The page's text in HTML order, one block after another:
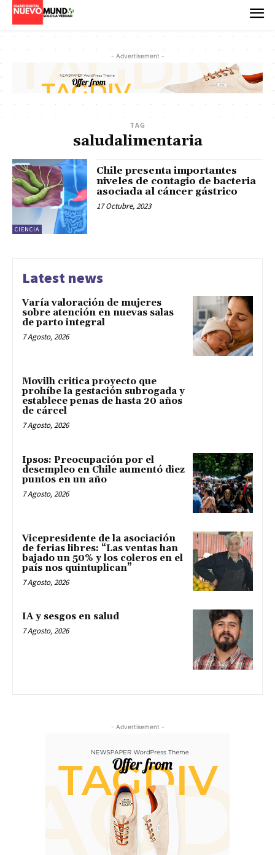
- Advertisement -
TAG
saludalimentaria
CIENCIA
Chile presenta importantes
niveles de contagio de bacteria
asociada al cáncer gástrico
17 Octubre, 2023
Latest news
Varía valoración de mujeres
sobre atención en nuevas salas
de parto integral
7 Agosto, 2026
Movilh critica proyecto que
prohíbe la gestación subrogada y
establece penas de hasta 20 años
de cárcel
7 Agosto, 2026
Ipsos: Preocupación por el
desempleo en Chile aumentó diez
puntos en un año
7 Agosto, 2026
Vicepresidente de la asociación
de ferias libres: “Las ventas han
bajado un 50% y los coleros en el
país nos quintuplican”
7 Agosto, 2026
IA y sesgos en salud
7 Agosto, 2026
- Advertisement -